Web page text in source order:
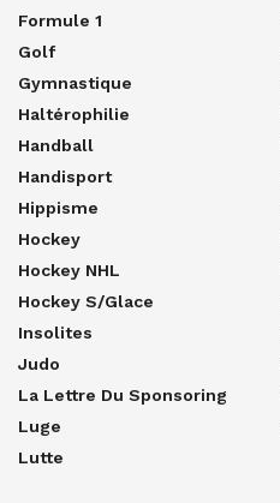
Formule 1
Golf
Gymnastique
Haltérophilie
Handball
Handisport
Hippisme
Hockey
Hockey NHL
Hockey S/glace
Insolites
Judo
La Lettre Du Sponsoring
Luge
Lutte